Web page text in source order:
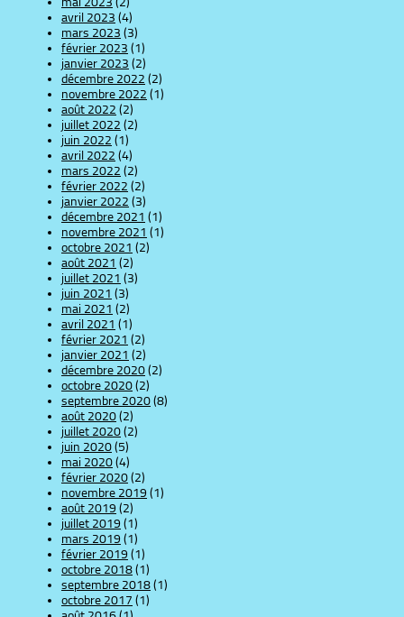
avril 2023 (4)
mars 2023 (3)
février 2023 (1)
janvier 2023 (2)
décembre 2022 (2)
novembre 2022 (1)
août 2022 (2)
juillet 2022 (2)
juin 2022 (1)
avril 2022 (4)
mars 2022 (2)
février 2022 (2)
janvier 2022 (3)
décembre 2021 (1)
novembre 2021 (1)
octobre 2021 (2)
août 2021 (2)
juillet 2021 (3)
juin 2021 (3)
mai 2021 (2)
avril 2021 (1)
février 2021 (2)
janvier 2021 (2)
décembre 2020(2)
octobre 2020(2)
septembre 2020(8)
août 2020(2)
juillet 2020(2)
juin 2020(5)
mai 2020(4)
février 2020(2)
novembre 2019(1)
août 2019(2)
juillet 2019(1)
mars 2019(1)
février 2019(1)
octobre 2018(1)
septembre 2018(1)
octobre 2017 (1)